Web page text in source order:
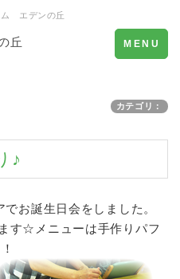
ム エデンの丘
丘
Toggle
navigation
MENU
カテゴリ：
♪
お誕生日会をしました。
す☆メニューは手作りパフ